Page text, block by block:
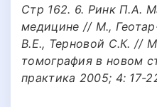
Стр 162. 6. Ринк П.А.
медицине // М.,
В.Е., Терновой С.К. //
томография в новом
практика 2005; 4: 17-